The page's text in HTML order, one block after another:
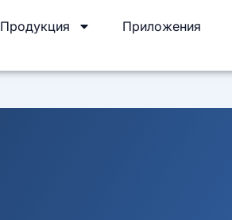
Продукция Приложения